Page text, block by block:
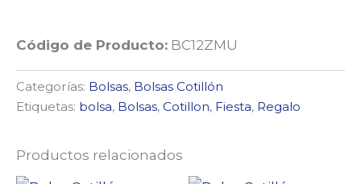
Código de Producto: BC12ZMU
Categorías: Bolsas, Bolsas Cotillón
Etiquetas: bolsa, Bolsas, Cotillon, Fiesta, Regalo
Productos relacionados